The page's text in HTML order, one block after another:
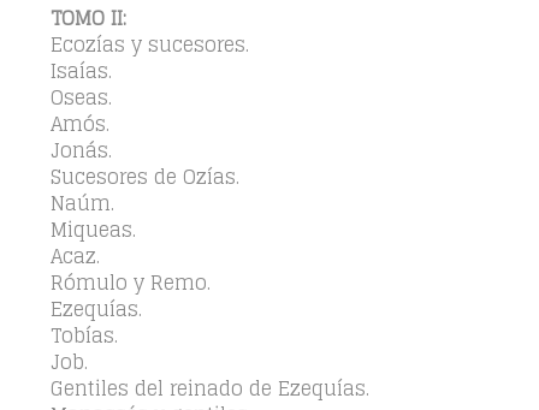
TOMO II:
Ecozías y sucesores.
Isaías.
Oseas.
Amós.
Jonás.
Sucesores de Ozías.
Naúm.
Miqueas.
Acaz.
Rómulo y Remo.
Ezequías.
Tobías.
Job.
Gentiles del reinado de Ezequías.